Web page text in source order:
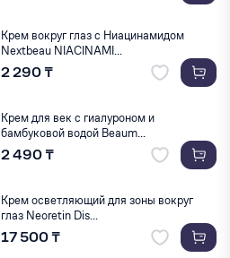
Крем вокруг глаз с Ниацинамидом
Nextbeau NIACINAMI...
2 290 ₸
Крем для век с гиалуроном и
бамбуковой водой Beaum...
2 490 ₸
Крем осветляющий для зоны вокруг
глаз Neoretin Dis...
17 500 ₸